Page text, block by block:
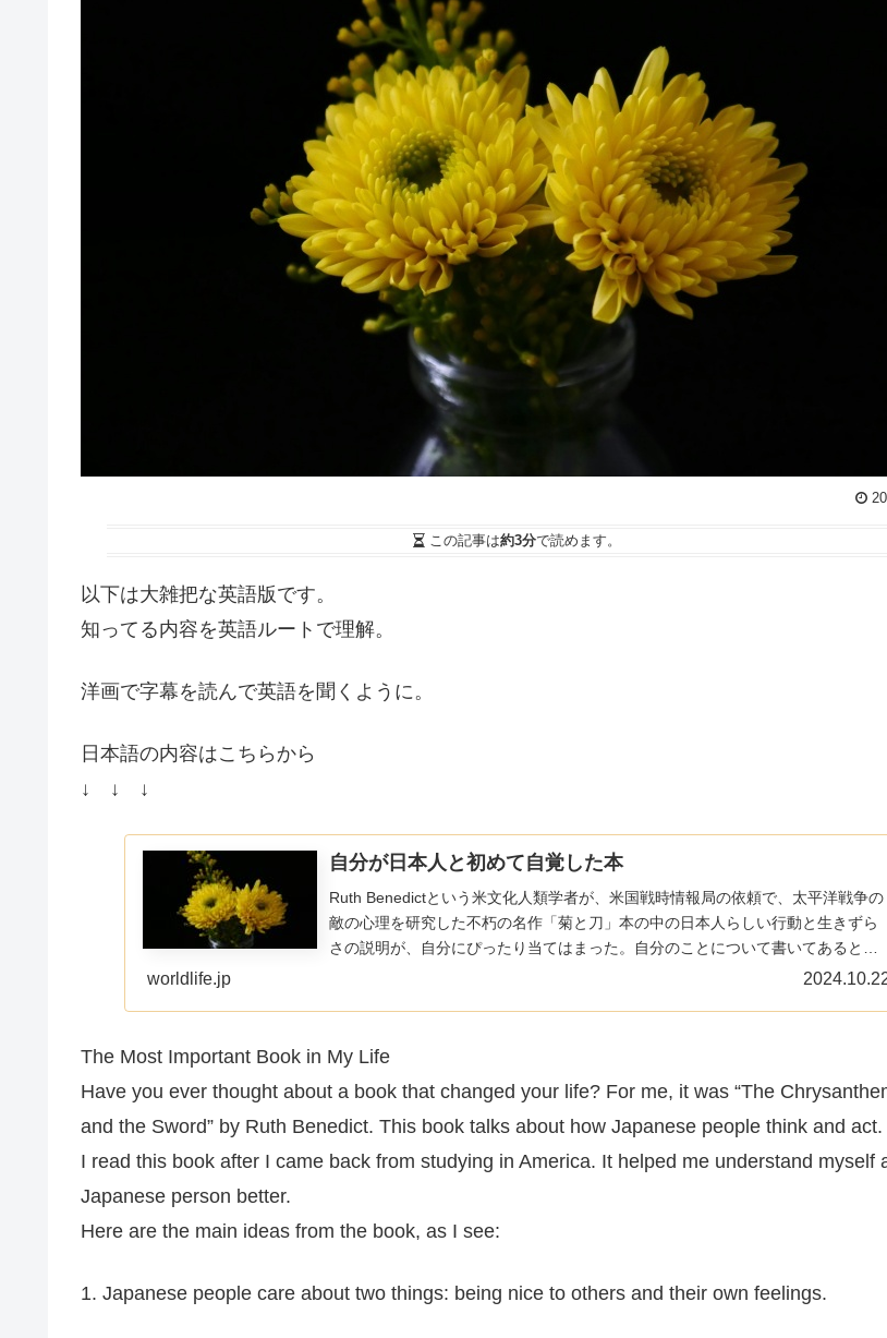
この記事は約3分で読めます。
以下は大雑把な英語版です。
知ってる内容を英語ルートで理解。
洋画で字幕を読んで英語を聞くように。
日本語の内容はこちらから
↓ ↓ ↓
自分が日本人と初めて自覚した本
Ruth Benedictという米文化人類学者が、米国戦時情報局の依頼で、太平洋戦争の
敵の心理を研究した不朽の名作「菊と刀」本の中の日本人らしい行動と生きずら
さの説明が、自分にぴったり当てはまった。自分のことについて書いてあるとい
worldlife.jp
The Most Important Book in My Life
Have you ever thought about a book that changed your life? For me, it was “The
and the Sword” by Ruth Benedict. This book talks about how Japanese people think and act.
I read this book after I came back from studying in America. It helped me understand myself
Japanese person better.
Here are the main ideas from the book, as I see:
1. Japanese people care about two things: being nice to others and their own feelings.